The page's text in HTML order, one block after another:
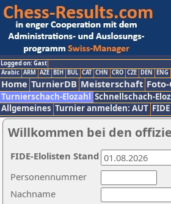
Logged on: Gast
Arabic ARM AZE BIH BUL CAT CHN CRO CZE DEN ENG
Home TurnierDB Meisterschaft
Turnierschach-Elozahl Schnellschach-
Allgemeines Turnier anmelden: AUT FIDE
Willkommen bei den
Nachname
Personennummer
FIDE-Elolisten Stand